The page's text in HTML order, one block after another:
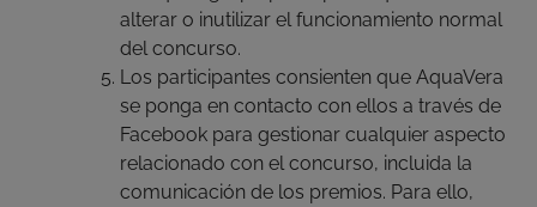
alterar o inutilizar el funcionamiento normal
del concurso.
Los participantes consienten que AquaVera
se ponga en contacto con ellos a través de
Facebook para gestionar cualquier aspecto
relacionado con el concurso, incluida la
comunicación de los premios. Para ello,